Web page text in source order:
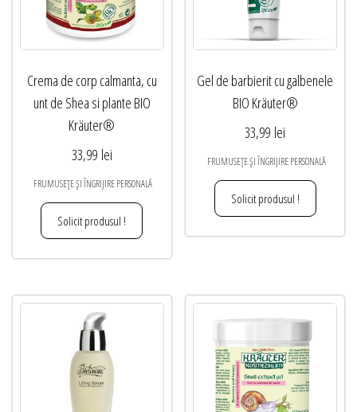
Crema de corp calmanta, cu
unt de Shea si plante BIO
Kräuter®
33,99 lei
FRUMUSEȚE ȘI ÎNGRIJIRE PERSONALĂ
Solicit produsul !
Gel de barbierit cu galbenele
BIO Kräuter®
33,99 lei
FRUMUSEȚE ȘI ÎNGRIJIRE PERSONALĂ
Solicit produsul !